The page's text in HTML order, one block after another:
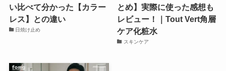
い比べて分かった【カラー
レス】との違い
日焼け止め
とめ】実際に使った感想も
レビュー！｜Tout Vert角層
ケア化粧水
スキンケア